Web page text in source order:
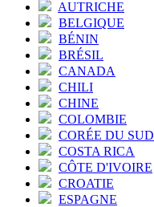
AUTRICHE
BELGIQUE
BÉNIN
BRÉSIL
CANADA
CHILI
CHINE
COLOMBIE
CORÉE DU SUD
COSTA RICA
CÔTE D'IVOIRE
CROATIE
ESPAGNE